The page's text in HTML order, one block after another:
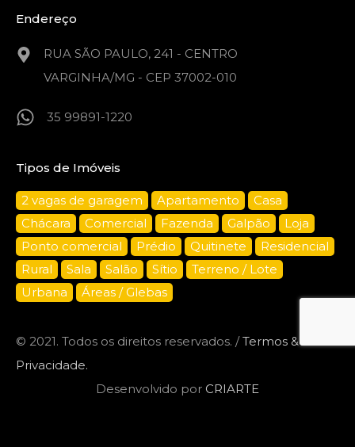
Endereço
RUA SÃO PAULO, 241 - CENTRO
VARGINHA/MG - CEP 37002-010
35 99891-1220
Tipos de Imóveis
2 vagas de garagem Apartamento
Casa
Chácara
Comercial Fazenda Galpão
Loja
Ponto comercial
Prédio Quitinete
Residencial
Rural
Sala Salão Sítio
Terreno / Lote
Urbana
Áreas / Glebas
© 2021. Todos os direitos reservados. /Termos &
Privacidade.
Desenvolvido por CRIARTE